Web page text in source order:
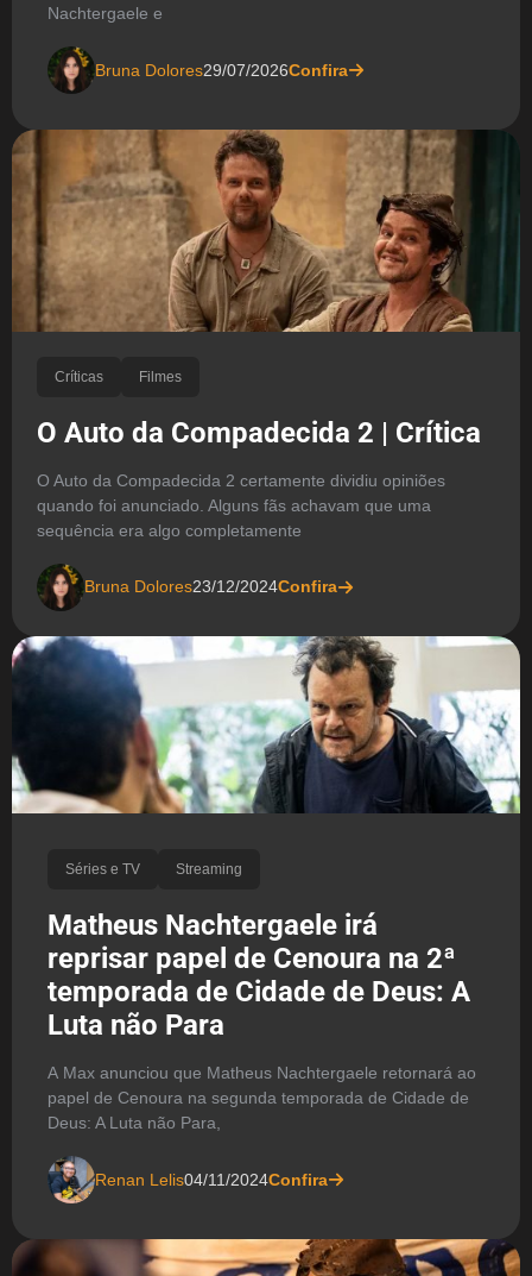
Nachtergaele e
Bruna Dolores29/07/2026Confira
Críticas Filmes
O Auto da Compadecida 2 | Crítica
O Auto da Compadecida 2 certamente dividiu opiniões
quando foi anunciado. Alguns fãs achavam que uma
sequência era algo completamente
Bruna Dolores23/12/2024Confira
Séries e TV Streaming
Matheus Nachtergaele irá
reprisar papel de Cenoura na 2ª
temporada de Cidade de Deus: A
Luta não Para
A Max anunciou que Matheus Nachtergaele retornará ao
papel de Cenoura na segunda temporada de Cidade de
Deus: A Luta não Para,
Renan Lelis04/11/2024Confira